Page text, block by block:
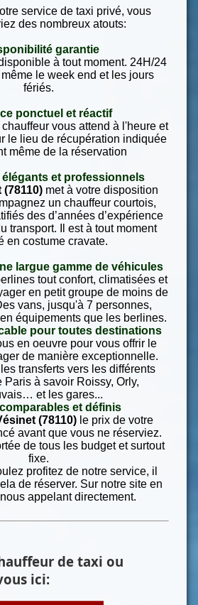
service de taxi privé, vous
des nombreux atouts:
garantie
à tout moment. 24H/24
le week end et les jours
fériés.
ponctuel et réactif
vous attend à l'heure et
le lieu de récupération indiquée
même de la réservation
et professionnels
(78110)met à votre disposition
un chauffeur courtois,
des d’années d’expérience
transport. Il est à tout moment
en costume cravate.
largue gamme de véhicules
tout confort, climatisées et
en petit groupe de moins de
vans, jusqu'à 7 personnes,
équipements que les berlines.
pour toutes destinations
en oeuvre pour vous offrir le
de manière exceptionnelle.
transferts vers les différents
Paris à savoir Roissy, Orly,
et les gares...
et définis
(78110) le prix de votre
avant que vous ne réserviez.
de tous les budget et surtout
fixe.
profitez de notre service, il
de réserver. Sur notre site en
appelant directement.
de taxi ou
ici: